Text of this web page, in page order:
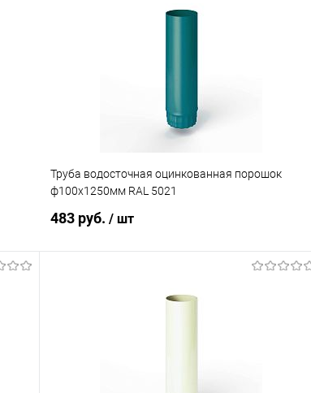
Труба водосточная оцинкованная порошок
ф100х1250мм RAL 5021
483 руб. / шт